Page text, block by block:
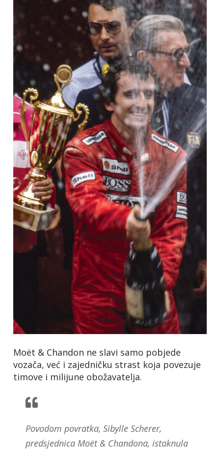
Moët & Chandon ne slavi samo pobjede
vozača, već i zajedničku strast koja povezuje
timove i milijune obožavatelja.
Povodom povratka, Sibylle Scherer,
predsjednica Moët & Chandona, istaknula